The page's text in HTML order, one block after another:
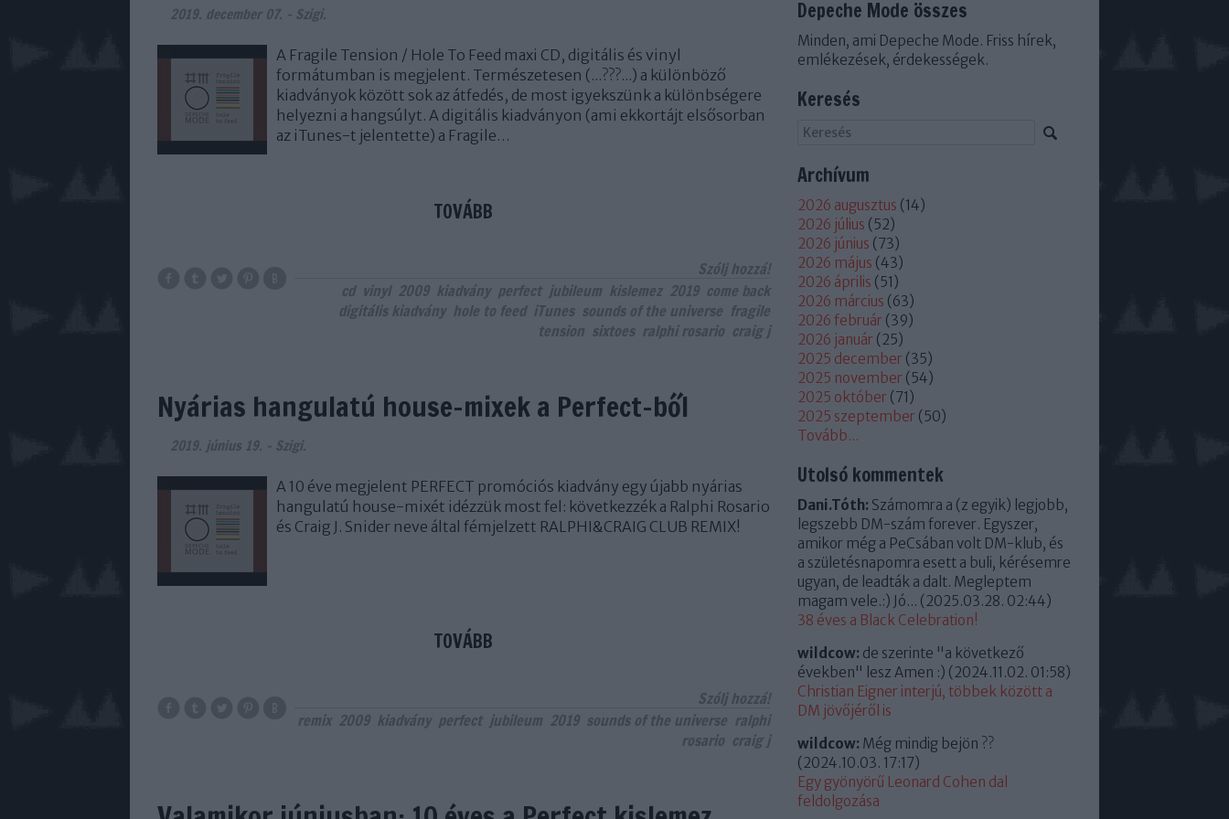
2019. december 07. - Szigi.
A Fragile Tension / Hole To Feed maxi CD, digitális és vinyl
formátumban is megjelent. Természetesen (...???...) a különböző
kiadványok között sok az átfedés, de most igyekszünk a különbségere
helyezni a hangsúlyt. A digitális kiadványon (ami ekkortájt elsősorban
az iTunes-t jelentette) a Fragile…
TOVÁBB
Szólj hozzá!
cd vinyl 2009 kiadvány perfect jubileum kislemez 2019 come back
digitális kiadvány hole to feed iTunes sounds of the universe fragile
tension sixtoes ralphi rosario craig j
Nyárias hangulatú house-mixek a Perfect-ből
2019. június 19. - Szigi.
A 10 éve megjelent PERFECT promóciós kiadvány egy újabb nyárias
hangulatú house-mixét idézzük most fel: következzék a Ralphi Rosario
és Craig J. Snider neve által fémjelzett RALPHI&CRAIG CLUB REMIX!
TOVÁBB
Szólj hozzá!
remix 2009 kiadvány perfect jubileum 2019 sounds of the universe ralphi
rosario craig j
Depeche Mode összes
Minden, ami Depeche Mode. Friss hírek,
emlékezések, érdekességek.
Keresés
Archívum
2026 augusztus (14)
2026 július (52)
2026 június (73)
2026 május (43)
2026 április (51)
2026 március (63)
2026 február (39)
2026 január (25)
2025 december (35)
2025 november (54)
2025 október (71)
2025 szeptember (50)
Tovább...
Utolsó kommentek
Dani.Tóth: Számomra a (z egyik) legjobb,
legszebb DM-szám forever. Egyszer,
amikor még a PeCsában volt DM-klub, és
a születésnapomra esett a buli, kérésemre
ugyan, de leadták a dalt. Megleptem
magam vele.:) Jó... (2025.03.28. 02:44)
38 éves a Black Celebration!
wildcow: de szerinte "a következő
években" lesz Amen :) (2024.11.02. 01:58)
Christian Eigner interjú, többek között a
DM jövőjéről is
wildcow: Még mindig bejön ??
(2024.10.03. 17:17)
Egy gyönyörű Leonard Cohen dal
feldolgozása